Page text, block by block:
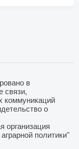
в
связи,
коммуникаций
о
организация
политики"